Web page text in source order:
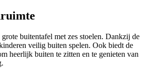
buitentafel met zes stoelen. Dankzij de
veilig buiten spelen. Ook biedt de
heerlijk buiten te zitten en te genieten van